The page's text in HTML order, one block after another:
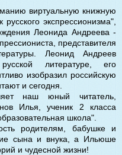
виртуальную книжную
экспрессионизма",
Леонида Андреева -
представителя
Леонид Андреев
литературе, его
изобразил российскую
и сегодня.
наш юный читатель,
Илья, ученик 2 класса
школа".
родителям, бабушке и
сына и внука, а Ильюше
и чудесной жизни!